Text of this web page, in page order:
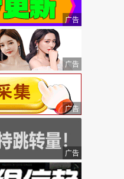
广告
广告
广告
广告